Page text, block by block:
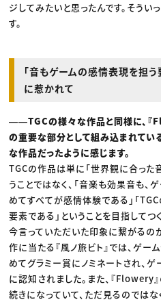
ジしてみたいと思ったんです。そう
す。
「音もゲームの感情表現を担
に惹かれて
――TGCの様々な作品と同様に、『
の重要な部分として組み込まれてい
な作品だったように感じます。
TGCの作品は単に「世界観に合った
うことではなく、「音楽も効果音も
めてすべてが感情体験である」「
要素である」ということを目指してつ
今言っていただいた印象に繋がるの
作に当たる『風ノ旅ビト』では、ゲー
めてグラミー賞にノミネートされ、
に認知されました。また、『Flowery
続きになっていて、ただ見るのでは